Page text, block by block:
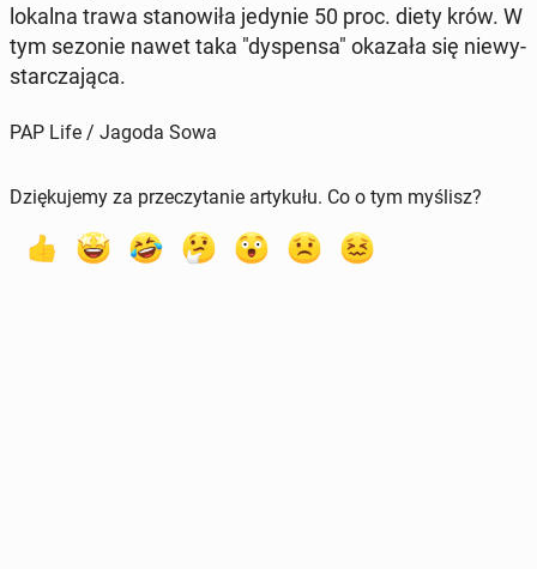
lokalna trawa sta­no­wi­ła jedynie 50 proc. diety krów. W
tym sezonie nawet taka "dys­pen­sa" okazała się nie­wy­
star­cza­ją­ca.
PAP Life / Jagoda Sowa
Dziękujemy za przeczytanie artykułu. Co o tym myślisz?